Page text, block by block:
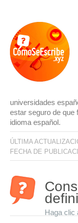
universidades
estar seguro de que
idioma español.
ÚLTIMA
FECHA DE
Haga clic